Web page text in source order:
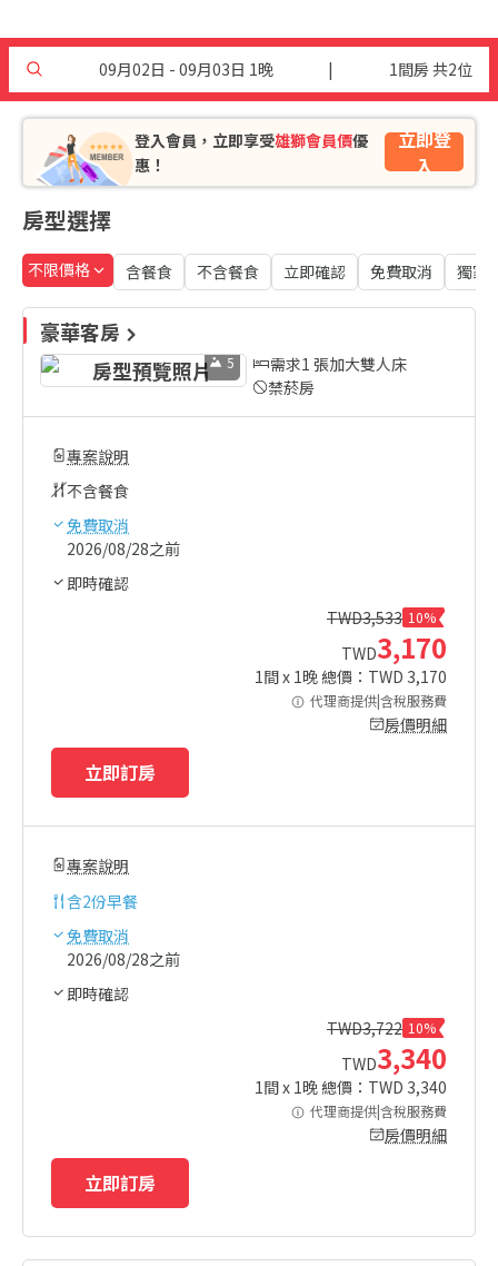
09月02日 - 09月03日 1晚 | 1間房 共2位
登入會員，立即享受雄獅會員價優
惠！
立即登
入
房型選擇
不限價格 含餐食 不含餐食 立即確認 免費取消 獨家
豪華客房
5
需求1 張加大雙人床
禁菸房
專案說明
不含餐食
免費取消
2026/08/28之前
即時確認
TWD3,533 10%
TWD3,170
1間 x 1晚 總價：TWD 3,170
代理商提供|含稅服務費
房價明細
立即訂房
專案說明
含2份早餐
免費取消
2026/08/28之前
即時確認
TWD3,722 10%
TWD3,340
1間 x 1晚 總價：TWD 3,340
代理商提供|含稅服務費
房價明細
立即訂房